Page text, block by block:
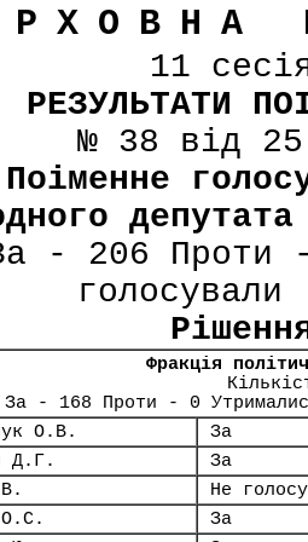
11
РЕЗУЛЬТАТИ
№ 38 від
Поіменне
- 206 Проти
Фракція
За - 168 Проти - 0
О.В.
За
Д.Г.
За
Не
О.С.
За